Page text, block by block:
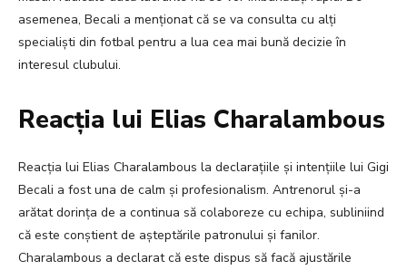
asemenea, Becali a menționat că se va consulta cu alți
specialiști din fotbal pentru a lua cea mai bună decizie în
interesul clubului.
Reacția lui Elias Charalambous
Reacția lui Elias Charalambous la declarațiile și intențiile lui Gigi
Becali a fost una de calm și profesionalism. Antrenorul și-a
arătat dorința de a continua să colaboreze cu echipa, subliniind
că este conștient de așteptările patronului și fanilor.
Charalambous a declarat că este dispus să facă ajustările